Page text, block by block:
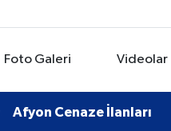
Foto Galeri Videolar
Afyon Cenaze İlanları